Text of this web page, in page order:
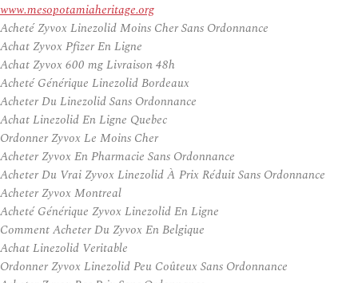
www.mesopotamiaheritage.org
Acheté Zyvox Linezolid Moins Cher Sans Ordonnance
Achat Zyvox Pfizer En Ligne
Achat Zyvox 600 mg Livraison 48h
Acheté Générique Linezolid Bordeaux
Acheter Du Linezolid Sans Ordonnance
Achat Linezolid En Ligne Quebec
Ordonner Zyvox Le Moins Cher
Acheter Zyvox En Pharmacie Sans Ordonnance
Acheter Du Vrai Zyvox Linezolid À Prix Réduit Sans Ordonnance
Acheter Zyvox Montreal
Acheté Générique Zyvox Linezolid En Ligne
Comment Acheter Du Zyvox En Belgique
Achat Linezolid Veritable
Ordonner Zyvox Linezolid Peu Coûteux Sans Ordonnance